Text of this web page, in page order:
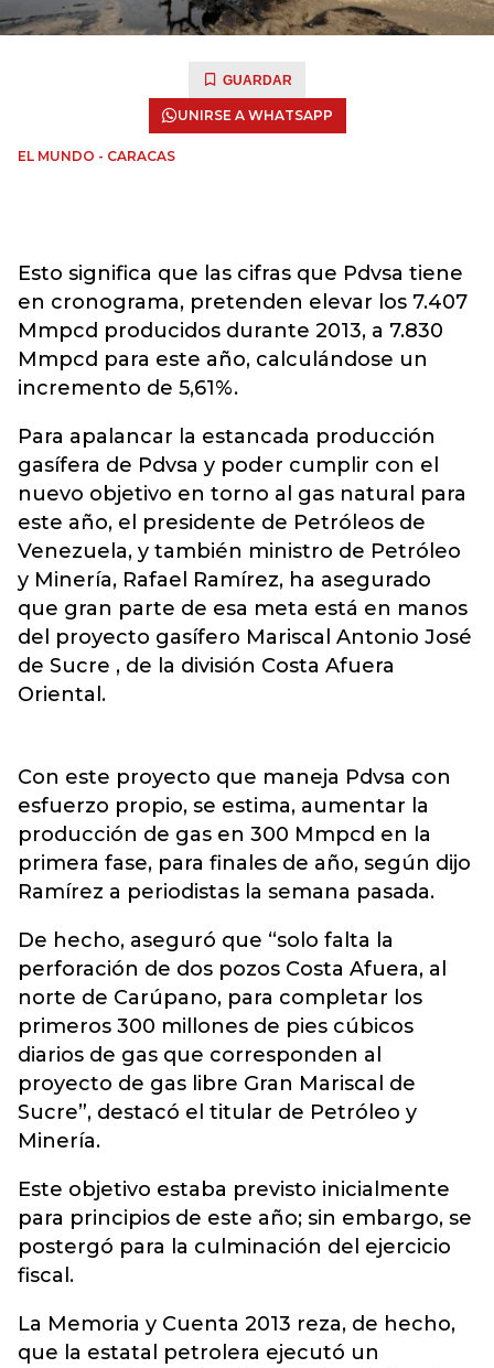
GUARDAR
UNIRSE A WHATSAPP
EL MUNDO - CARACAS
Esto significa que las cifras que Pdvsa tiene
en cronograma, pretenden elevar los 7.407
Mmpcd producidos durante 2013, a 7.830
Mmpcd para este año, calculándose un
incremento de 5,61%.
Para apalancar la estancada producción
gasífera de Pdvsa y poder cumplir con el
nuevo objetivo en torno al gas natural para
este año, el presidente de Petróleos de
Venezuela, y también ministro de Petróleo
y Minería, Rafael Ramírez, ha asegurado
que gran parte de esa meta está en manos
del proyecto gasífero Mariscal Antonio José
de Sucre , de la división Costa Afuera
Oriental.
Con este proyecto que maneja Pdvsa con
esfuerzo propio, se estima, aumentar la
producción de gas en 300 Mmpcd en la
primera fase, para finales de año, según dijo
Ramírez a periodistas la semana pasada.
De hecho, aseguró que “solo falta la
perforación de dos pozos Costa Afuera, al
norte de Carúpano, para completar los
primeros 300 millones de pies cúbicos
diarios de gas que corresponden al
proyecto de gas libre Gran Mariscal de
Sucre”, destacó el titular de Petróleo y
Minería.
Este objetivo estaba previsto inicialmente
para principios de este año; sin embargo, se
postergó para la culminación del ejercicio
fiscal.
La Memoria y Cuenta 2013 reza, de hecho,
que la estatal petrolera ejecutó un